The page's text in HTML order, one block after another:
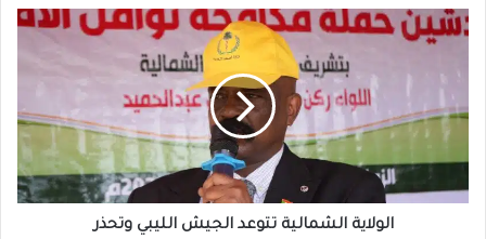
الولاية
الشمالية
الليبي
وتحذر
الولاية الشمالية تتوعد الجيش الليبي وتحذر